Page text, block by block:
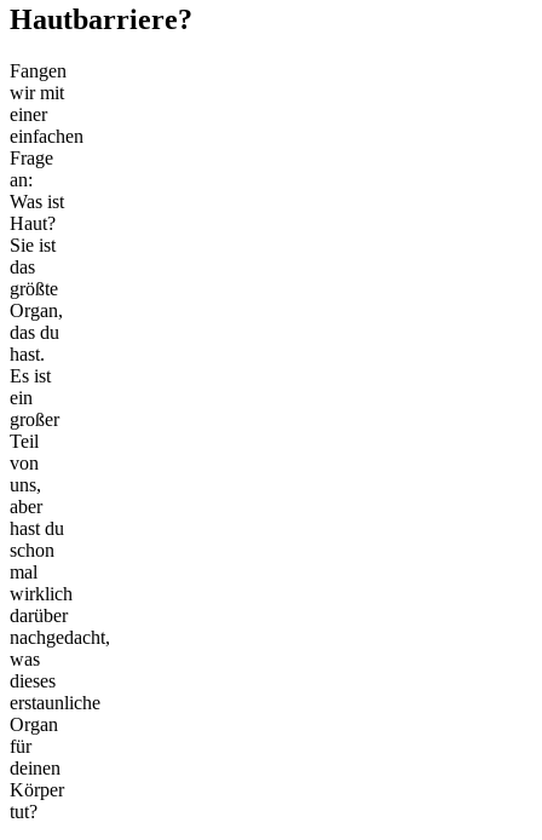
Hautbarriere?
Fangen
wir mit
einer
einfachen
Frage
an:
Was ist
Haut?
Sie ist
das
größte
Organ,
das du
hast.
Es ist
ein
großer
Teil
von
uns,
aber
hast du
schon
mal
wirklich
darüber
nachgedacht,
was
dieses
erstaunliche
Organ
für
deinen
Körper
tut?